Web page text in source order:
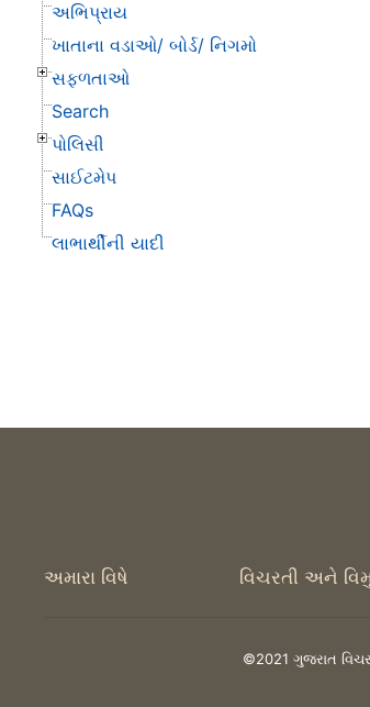
અભિપ્રાય
ખાતાના વડાઓ/ બોર્ડ/ નિગમો
સફળતાઓ
Search
પોલિસી
સાઈટમેપ
FAQs
લાભાર્થીની યાદી
અમારા વિષે વિચરતી અને
©2021 ગુજરાત